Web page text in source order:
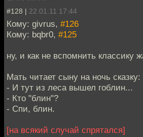
#128 | 22.01.11 17:44
Кому: givrus, #126
Кому: bqbr0, #125
ну, и как не вспомнить классику
Мать читает сыну на ночь сказку:
- И тут из леса вышел гоблин...
- Кто "блин"?
- Спи, блин.
[на всякий случай спрятался]